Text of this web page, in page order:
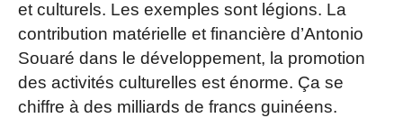
et culturels. Les exemples sont légions. La
contribution matérielle et financière d’Antonio
Souaré dans le développement, la promotion
des activités culturelles est énorme. Ça se
chiffre à des milliards de francs guinéens.